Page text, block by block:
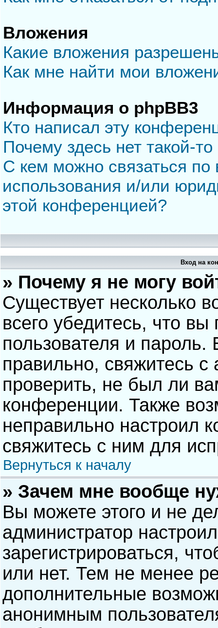
Вложения
Какие вложения
Как мне найти мои
Информация о phpBB3
Кто написал эту
Почему здесь нет такой-
С кем можно связаться по
использования и/или
этой конференцией?
Вход на
» Почему я не могу
Существует несколько
всего убедитесь, что
пользователя и
правильно, свяжитесь
проверить, не был ли
конференции. Также
неправильно настроил
свяжитесь с ним для
Вернуться к началу
» Зачем мне вообще
Вы можете этого и не
администратор
зарегистрироваться,
или нет. Тем не менее
дополнительные
анонимным